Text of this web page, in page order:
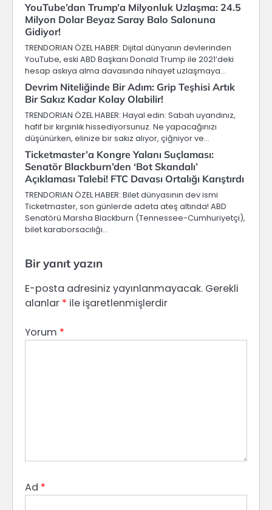
YouTube’dan Trump’a Milyonluk Uzlaşma: 24.5
Milyon Dolar Beyaz Saray Balo Salonuna
Gidiyor!
TRENDORIAN ÖZEL HABER: Dijital dünyanın devlerinden
YouTube, eski ABD Başkanı Donald Trump ile 2021’deki
hesap askıya alma davasında nihayet uzlaşmaya…
Devrim Niteliğinde Bir Adım: Grip Teşhisi Artık
Bir Sakız Kadar Kolay Olabilir!
TRENDORIAN ÖZEL HABER: Hayal edin: Sabah uyandınız,
hafif bir kırgınlık hissediyorsunuz. Ne yapacağınızı
düşünürken, elinize bir sakız alıyor, çiğniyor ve…
Ticketmaster’a Kongre Yalanı Suçlaması:
Senatör Blackburn’den ‘Bot Skandalı’
Açıklaması Talebi! FTC Davası Ortalığı Karıştırdı
TRENDORIAN ÖZEL HABER: Bilet dünyasının dev ismi
Ticketmaster, son günlerde adeta ateş altında! ABD
Senatörü Marsha Blackburn (Tennessee-Cumhuriyetçi),
bilet karaborsacılığı…
Bir yanıt yazın
E-posta adresiniz yayınlanmayacak. Gerekli
alanlar * ile işaretlenmişlerdir
Yorum *
Ad *